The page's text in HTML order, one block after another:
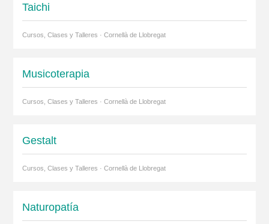
Taichi
Cursos, Clases y Talleres · Cornellà de Llobregat
Musicoterapia
Cursos, Clases y Talleres · Cornellà de Llobregat
Gestalt
Cursos, Clases y Talleres · Cornellà de Llobregat
Naturopatía